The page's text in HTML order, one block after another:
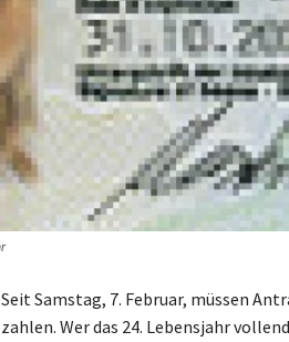
Seit Samstag, 7. Februar, müssen
zahlen. Wer das 24. Lebensjahr